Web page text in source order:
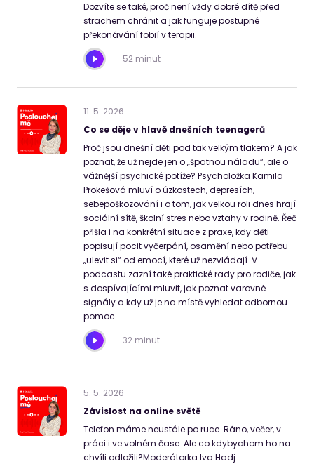
Dozvíte se také, proč není vždy dobré dítě před
strachem chránit a jak funguje postupné
překonávání fobií v terapii.
52 minut
11. 5. 2026
Co se děje v hlavě dnešních teenagerů
Proč jsou dnešní děti pod tak velkým tlakem? A jak
poznat, že už nejde jen o „špatnou náladu“, ale o
vážnější psychické potíže? Psycholožka Kamila
Prokešová mluví o úzkostech, depresích,
sebepoškozování i o tom, jak velkou roli dnes hrají
sociální sítě, školní stres nebo vztahy v rodině. Řeč
přišla i na konkrétní situace z praxe, kdy děti
popisují pocit vyčerpání, osamění nebo potřebu
„ulevit si“ od emocí, které už nezvládají. V
podcastu zazní také praktické rady pro rodiče, jak
s dospívajícími mluvit, jak poznat varovné
signály a kdy už je na místě vyhledat odbornou
pomoc.
32 minut
5. 5. 2026
Závislost na online světě
Telefon máme neustále po ruce. Ráno, večer, v
práci i ve volném čase. Ale co kdybychom ho na
chvíli odložili?Moderátorka Iva Hadj